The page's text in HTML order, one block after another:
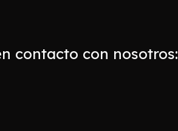
contacto con nosotros: